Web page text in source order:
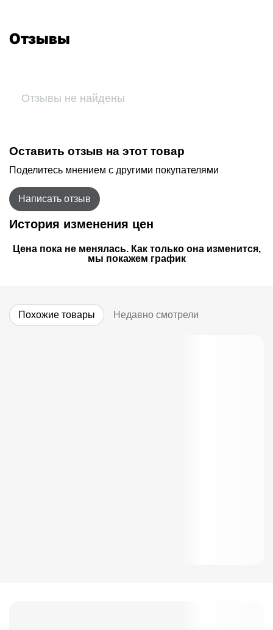
Отзывы
Отзывы не найдены
Оставить отзыв на этот товар
Поделитесь мнением с другими покупателями
Написать отзыв
История изменения цен
Цена пока не менялась. Как только она изменится,
мы покажем график
Похожие товары Недавно смотрели